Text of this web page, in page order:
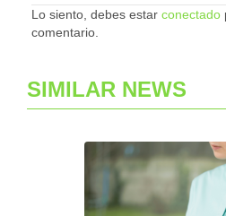
Lo siento, debes estar conectado
comentario.
SIMILAR NEWS